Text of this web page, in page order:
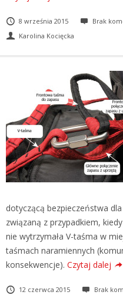
8 września 2015 Brak
Karolina Kocięcka
dotyczącą bezpieczeństwa
związaną z przypadkiem,
nie wytrzymała V-taśma w
taśmach naramiennych
konsekwencje). Czytaj dalej
12 czerwca 2015 Brak